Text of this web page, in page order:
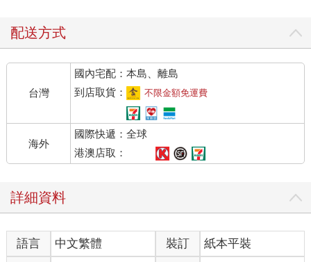
配送方式
台灣
國內宅配：本島、離島
到店取貨：
不限金額免運費
海外
國際快遞：全球
港澳店取：
詳細資料
語言 中文繁體 裝訂
紙本平裝